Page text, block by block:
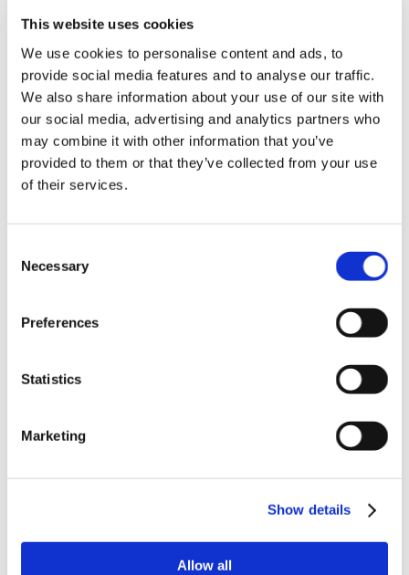
This website uses cookies
We use cookies to personalise content and ads, to
provide social media features and to analyse our traffic.
We also share information about your use of our site with
our social media, advertising and analytics partners who
may combine it with other information that you’ve
provided to them or that they’ve collected from your use
of their services.
Selection
Necessary
Preferences
Statistics
Marketing
Show details
Allow all
Kontakt
Kontakt
LÖSUNGEN
News im Update 2022.1
News im Update 2023
News im Update 2023.3
Partner
Service
Startseite
System Requirements
Testversion
ViSoft Live
ViSoft Smart
ViSoft ViDisplay
ViSoft Virtual Reality
Kategorien
PartnerErfolg